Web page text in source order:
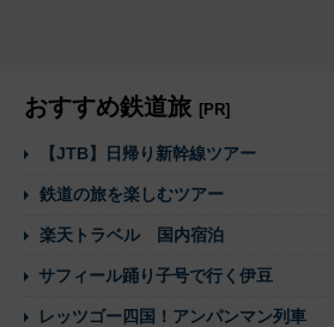
おすすめ鉄道旅 [PR]
【JTB】日帰り新幹線ツアー
鉄道の旅を楽しむツアー
楽天トラベル 国内宿泊
サフィール踊り子号で行く伊豆
レッツゴー四国！アンパンマン列車